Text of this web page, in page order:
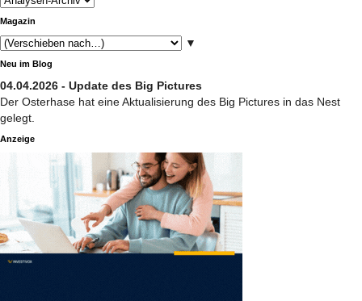
Magazin
▼
Neu im Blog
04.04.2026 - Update des Big Pictures
Der Osterhase hat eine Aktualisierung des Big Pictures in das Nest
gelegt.
Anzeige